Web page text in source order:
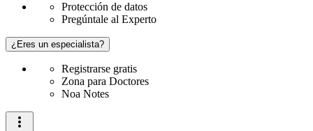
Protección de datos
Pregúntale al Experto
¿Eres un especialista?
Registrarse gratis
Zona para Doctores
Noa Notes